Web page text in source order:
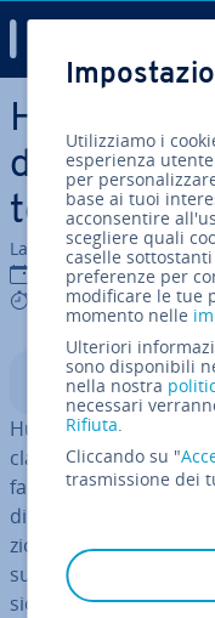
Vai al contenuto
Hugo vs
diretto tra i
to­ri di siti
La redazione di IONOS
04 nov 2025
6 mins
Indice
Hugo e Jekyll sono
classici e per­met­to­no
facili da mantenere
distingue per i tempi
zio­ne semplice,
sua in­te­gra­zio­ne con
sio­ni. Gli scenari
Utilizziamo i
esperienza
per
base ai tuoi
acconsentire
scegliere quali
caselle
preferenze per
modificare le tue
momento nelle
Ulteriori
sono disponibili
nella nostra
necessari
Rifiuta.
Cliccando su "
trasmissione dei